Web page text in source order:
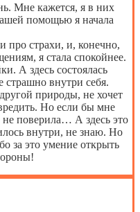
Мне кажется, я в них
помощью я начала
про страхи, и, конечно,
я стала спокойнее.
А здесь состоялась
внутри себя.
природы, не хочет
Но если бы мне
не поверила… А здесь это
внутри, не знаю. Но
за это умение открыть